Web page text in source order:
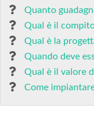
Quanto
Qual è il
Qual è la
Quando deve
Qual è il valore
Come